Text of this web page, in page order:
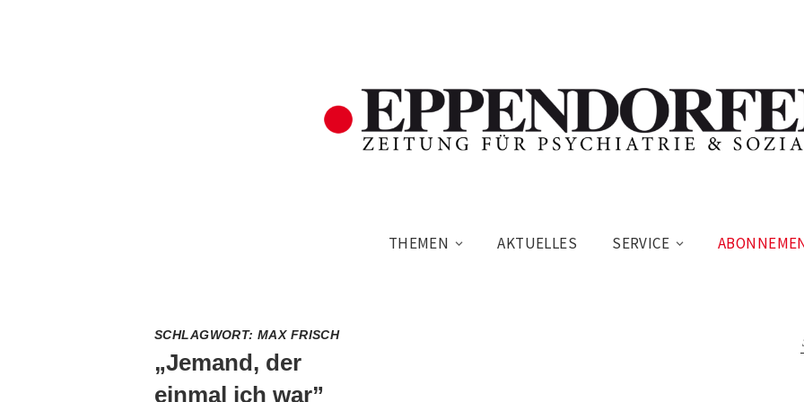
THEMEN AKTUELLES SERVICE
SCHLAGWORT:MAX FRISCH
„Jemand, der
einmal ich war”